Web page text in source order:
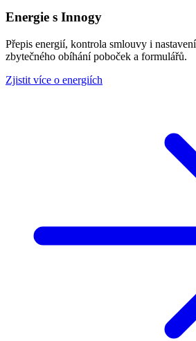
Energie s Innogy
Přepis energií, kontrola smlouvy i
zbytečného obíhání poboček a formulářů.
Zjistit více o energiích